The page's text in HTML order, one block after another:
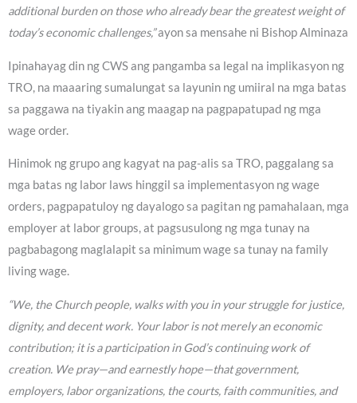
additional burden on those who already bear the greatest weight of
today’s economic challenges,”ayon sa mensahe ni Bishop Alminaza
Ipinahayag din ng CWS ang pangamba sa legal na implikasyon ng
TRO, na maaaring sumalungat sa layunin ng umiiral na mga batas
sa paggawa na tiyakin ang maagap na pagpapatupad ng mga
wage order.
Hinimok ng grupo ang kagyat na pag-alis sa TRO, paggalang sa
mga batas ng labor laws hinggil sa implementasyon ng wage
orders, pagpapatuloy ng dayalogo sa pagitan ng pamahalaan, mga
employer at labor groups, at pagsusulong ng mga tunay na
pagbabagong maglalapit sa minimum wage sa tunay na family
living wage.
“We, the Church people, walks with you in your struggle for justice,
dignity, and decent work. Your labor is not merely an economic
contribution; it is a participation in God’s continuing work of
creation. We pray—and earnestly hope—that government,
employers, labor organizations, the courts, faith communities, and